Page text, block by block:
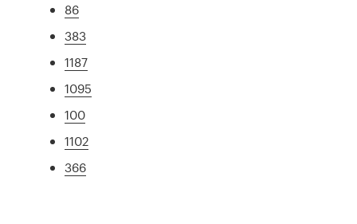
86
383
1187
1095
100
1102
366